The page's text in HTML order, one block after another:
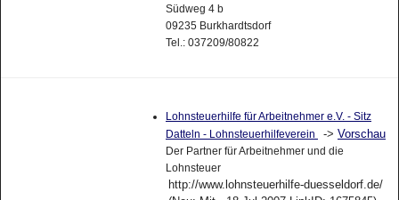
Südweg 4 b
09235 Burkhardtsdorf
Tel.: 037209/80822
Lohnsteuerhilfe für Arbeitnehmer e.V. - Sitz
Datteln - Lohnsteuerhilfeverein
-> Vorschau
Der Partner für Arbeitnehmer und die
Lohnsteuer
http://www.lohnsteuerhilfe-duesseldorf.de/